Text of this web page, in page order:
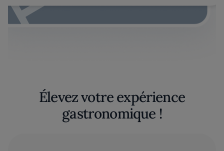
Élevez votre expérience
gastronomique !